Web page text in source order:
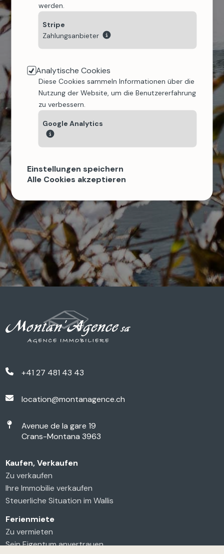
+41 27 481 43 43
location@montanagence.ch
Avenue de la gare 19
Crans-Montana 3963
Kaufen, Verkaufen
Zu verkaufen
Ihre Immobilie verkaufen
Steuerliche Situation im Wallis
Ferienmiete
Zu vermieten
Sein Eigentum anvertrauen
werden.
Stripe
Zahlungsanbieter
Analytische Cookies
Diese Cookies sammeln Informationen über die
Nutzung der Website, um die Benutzererfahrung
zu verbessern.
Google Analytics
Einstellungen speichern
Alle Cookies akzeptieren